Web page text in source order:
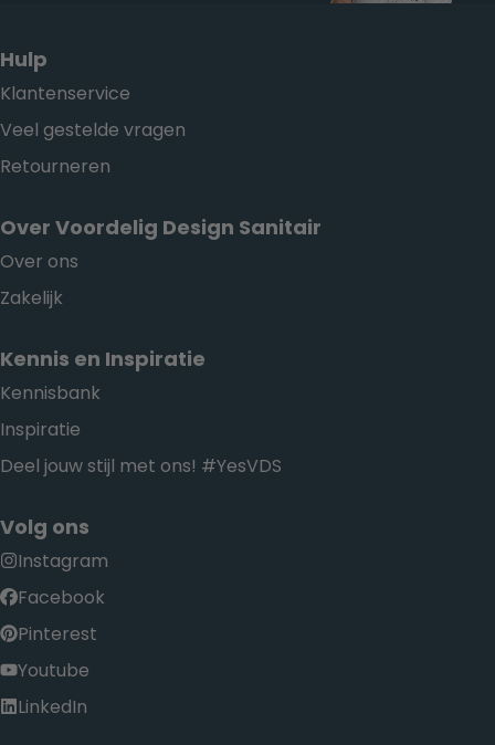
Hulp
Klantenservice
Veel gestelde vragen
Retourneren
Over Voordelig Design Sanitair
Over ons
Zakelijk
Kennis en Inspiratie
Kennisbank
Inspiratie
Deel jouw stijl met ons! #YesVDS
Volg ons
Instagram
Facebook
Pinterest
Youtube
LinkedIn